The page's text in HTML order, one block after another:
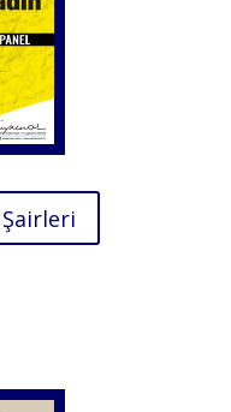
Şairleri